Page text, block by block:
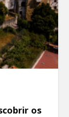
os